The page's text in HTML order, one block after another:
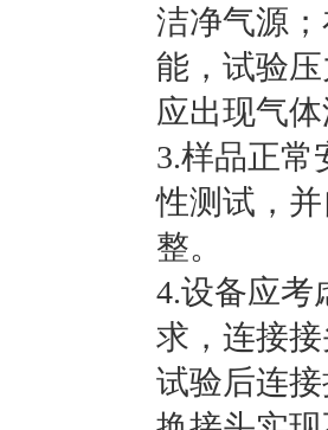
洁净气源
能，试验
应出现气
3.样品正常
性测试，
整。
4.设备应考
求，连接
试验后连